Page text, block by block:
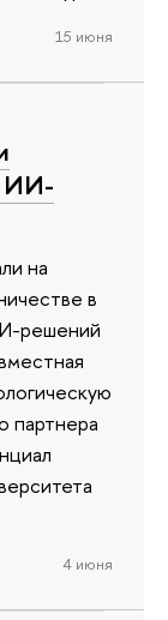
15 июня
ИИ-
на
в
решений
партнера
4 июня